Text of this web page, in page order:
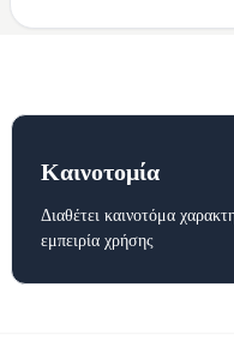
Καινοτομία
Διαθέτει καινοτόμα
εμπειρία χρήσης